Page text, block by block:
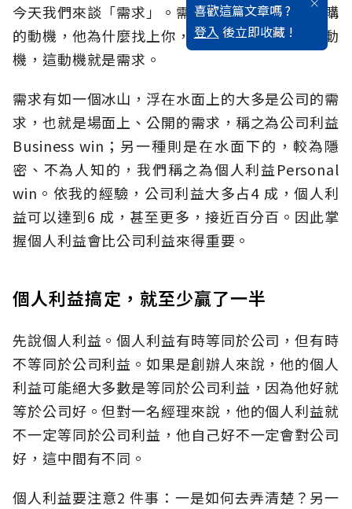
喜歡這篇文章嗎 ?
登入 後立即收藏 !
今天我們來談「需求」。需求就是客戶為何想採購
的動機，他為什麼找上你，那就是背後一定有個動
機，這動機就是需求。
需求有如一個冰山，浮在水面上的大多是公司的需
求，也就是場面上、公開的需求，稱之為公司利益
Business win；另一種則是在水面下的，較為隱
密、不為人知的，我們稱之為個人利益Personal
win。依我的經驗，公司利益大多占4 成，個人利
益可以達到6 成，甚至更多，接近百分百。因此掌
握個人利益會比公司利益來得重要。
個人利益搞定，就至少贏了一半
先說個人利益。個人利益有時等同於公司，但有時
不等同於公司利益。如果是創辦人來說，他的個人
利益可能絕大多數是等同於公司利益，因為他好就
等於公司好。但對一名經理來說，他的個人利益就
不一定等同於公司利益，他自己好不一定會對公司
好，這中間有不同。
個人利益要注意2 件事：一是如何去弄清楚？另一